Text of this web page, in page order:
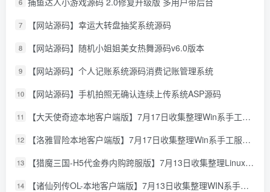
7 【网站源码】幸运大转盘抽奖系统源码
8 【网站源码】随机小姐姐美女热舞源码v6.0版本
9 【网站源码】个人记账系统源码消费记账管理系统
10 【网站源码】手机拍照无确认连续上传系统ASP源码
11 【大天使奇迹本地客户端版】7月17日收集整理Win系手工服务端-怀旧奇迹页游-详细文本搭建教程-GM授权管理后台-PC客户端
12 【洛雅冒险本地客户端版】7月17日收集整理Win系手工服务端-经典冒险页游-详细文本搭建教程-PC客户端
13 【猎魔三国-H5代金券内购跨服版】7月13日收集整理Linux手工服务端-典藏卡牌回合手游-详细文本搭建教程-通用视频教程-GM管理授权后台-简易安卓客户端
14 【诸仙列传OL-本地客户端版】7月13日收集整理WIN系手工服务端-经典修真页游-详细文本搭建教程-GM工具-PC客户端